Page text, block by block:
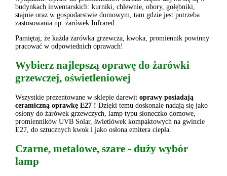
budynkach inwentarskich: kurniki, chlewnie, obory, gołębniki,
stajnie oraz w gospodarstwie domowym, tam gdzie jest potrzeba
zastosowania np. żarówek Infrared.
Pamiętaj, że każda żarówka grzewcza, kwoka, promiennik powinny
pracować w odpowiednich oprawach!
Wybierz najlepszą oprawę do żarówki
grzewczej, oświetleniowej
Wszystkie prezentowane w sklepie darewit oprawy posiadają
ceramiczną oprawkę E27 ! Dzięki temu doskonale nadają się jako
osłony do żarówek grzewczych, lamp typu słoneczko domowe,
promienników UVB Solar, świetlówek kompaktowych na gwincie
E27, do sztucznych kwok i jako osłona emitera ciepła.
Czarne, metalowe, szare - duży wybór
lamp